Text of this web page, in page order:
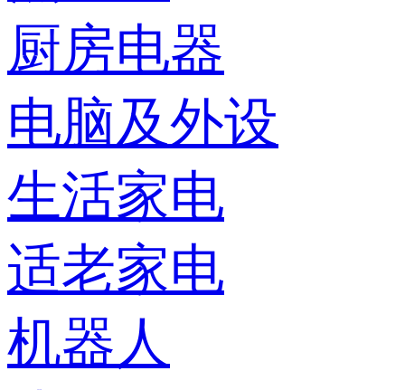
厨房电器
电脑及外设
生活家电
适老家电
机器人